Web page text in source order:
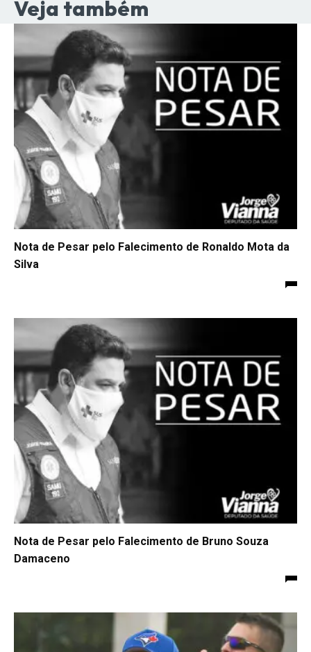
Veja também
Nota de Pesar pelo Falecimento de Ronaldo Mota da
Silva
Nota de Pesar pelo Falecimento de Bruno Souza
Damaceno